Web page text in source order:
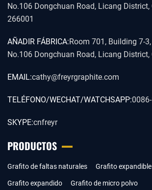
No.106 Dongchuan Road, Licang District,
266001
AÑADIR FÁBRICA:Room 701, Building 7-
No.106 Dongchuan Road, Licang District,
EMAIL:cathy@freyrgraphite.com
TELÉFONO/WECHAT/WATCHSAPP:
SKYPE:cnfreyr
PRODUCTOS
Grafito de faltas naturales
Grafito expandible
Grafito expandido
Grafito de micro polvo